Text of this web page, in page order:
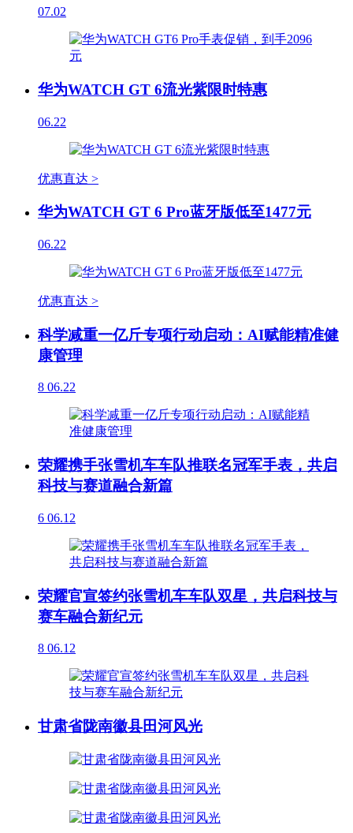
07.02
华为WATCH GT 6流光紫限时特惠
06.22
优惠直达 >
华为WATCH GT 6 Pro蓝牙版低至1477元
06.22
优惠直达 >
科学减重一亿斤专项行动启动：AI赋能精准健
康管理
8 06.22
荣耀携手张雪机车车队推联名冠军手表，共启
科技与赛道融合新篇
6 06.12
荣耀官宣签约张雪机车车队双星，共启科技与
赛车融合新纪元
8 06.12
甘肃省陇南徽县田河风光